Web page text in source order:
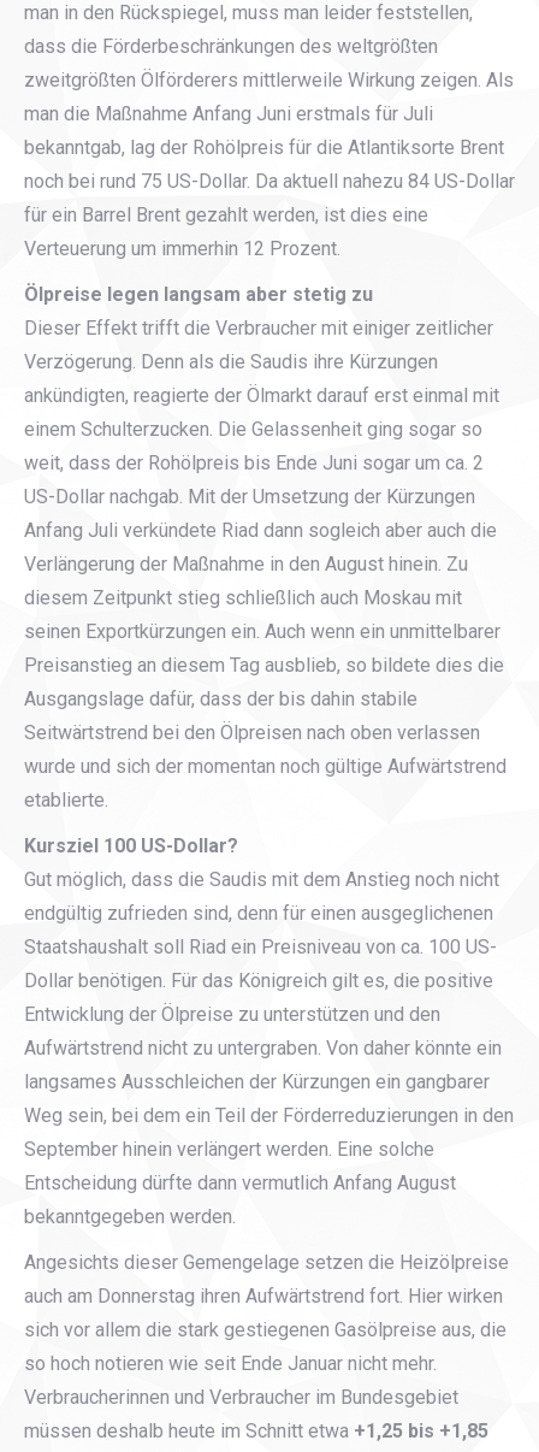
man in den Rückspiegel, muss man leider feststellen,
dass die Förderbeschränkungen des weltgrößten
zweitgrößten Ölförderers mittlerweile Wirkung zeigen. Als
man die Maßnahme Anfang Juni erstmals für Juli
bekanntgab, lag der Rohölpreis für die Atlantiksorte Brent
noch bei rund 75 US-Dollar. Da aktuell nahezu 84 US-Dollar
für ein Barrel Brent gezahlt werden, ist dies eine
Verteuerung um immerhin 12 Prozent.
Ölpreise legen langsam aber stetig zu
Dieser Effekt trifft die Verbraucher mit einiger zeitlicher
Verzögerung. Denn als die Saudis ihre Kürzungen
ankündigten, reagierte der Ölmarkt darauf erst einmal mit
einem Schulterzucken. Die Gelassenheit ging sogar so
weit, dass der Rohölpreis bis Ende Juni sogar um ca. 2
US-Dollar nachgab. Mit der Umsetzung der Kürzungen
Anfang Juli verkündete Riad dann sogleich aber auch die
Verlängerung der Maßnahme in den August hinein. Zu
diesem Zeitpunkt stieg schließlich auch Moskau mit
seinen Exportkürzungen ein. Auch wenn ein unmittelbarer
Preisanstieg an diesem Tag ausblieb, so bildete dies die
Ausgangslage dafür, dass der bis dahin stabile
Seitwärtstrend bei den Ölpreisen nach oben verlassen
wurde und sich der momentan noch gültige Aufwärtstrend
etablierte.
Kursziel 100 US-Dollar?
Gut möglich, dass die Saudis mit dem Anstieg noch nicht
endgültig zufrieden sind, denn für einen ausgeglichenen
Staatshaushalt soll Riad ein Preisniveau von ca. 100 US-
Dollar benötigen. Für das Königreich gilt es, die positive
Entwicklung der Ölpreise zu unterstützen und den
Aufwärtstrend nicht zu untergraben. Von daher könnte ein
langsames Ausschleichen der Kürzungen ein gangbarer
Weg sein, bei dem ein Teil der Förderreduzierungen in den
September hinein verlängert werden. Eine solche
Entscheidung dürfte dann vermutlich Anfang August
bekanntgegeben werden.
Angesichts dieser Gemengelage setzen die Heizölpreise
auch am Donnerstag ihren Aufwärtstrend fort. Hier wirken
sich vor allem die stark gestiegenen Gasölpreise aus, die
so hoch notieren wie seit Ende Januar nicht mehr.
Verbraucherinnen und Verbraucher im Bundesgebiet
müssen deshalb heute im Schnitt etwa +1,25 bis +1,85